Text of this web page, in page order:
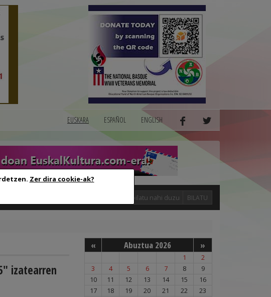
Zer dira cookie-ak?
EUSKARA ESPAÑOL ENGLISH
BILATU
izatearren
« Abuztua 2026 »
1
2
3
4 5 6 7 8
9
10
11 12 13 14 15
16
17
18 19 20 21 22
23